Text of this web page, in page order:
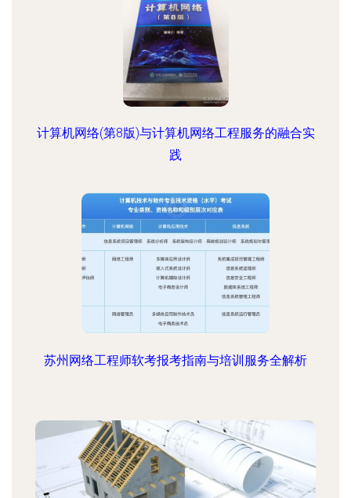
计算机网络(第8版)与计算机网络工程服务的融合实
践
苏州网络工程师软考报考指南与培训服务全解析